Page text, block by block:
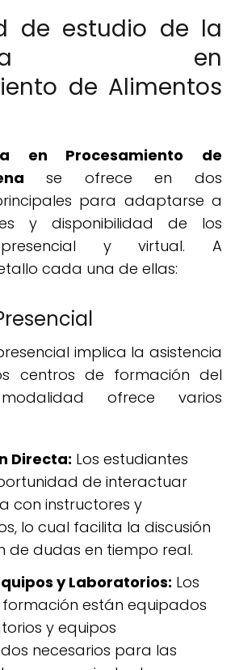
de estudio de la
en
de Alimentos
en Procesamiento de
se ofrece en dos
para adaptarse a
y disponibilidad de los
presencial y virtual. A
cada una de ellas:
implica la asistencia
centros de formación del
ofrece varios
Directa: Los estudiantes
de interactuar
con instructores y
lo cual facilita la discusión
de dudas en tiempo real.
y Laboratorios: Los
están equipados
y equipos
necesarios para las